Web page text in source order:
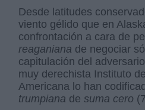
Desde latitudes
viento gélido que en
confrontación a cara de
reaganiana de negociar
capitulación del
muy derechista Instituto
Americana lo han
trumpiana desuma cero